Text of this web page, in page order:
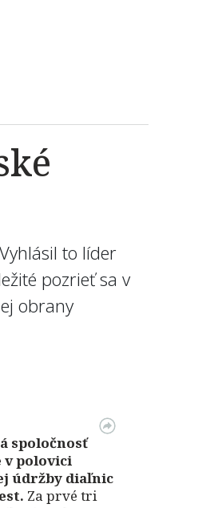
to líder
pozrieť sa v
obrany
spoločnosť
v polovici
údržby diaľnic
Za prvé tri